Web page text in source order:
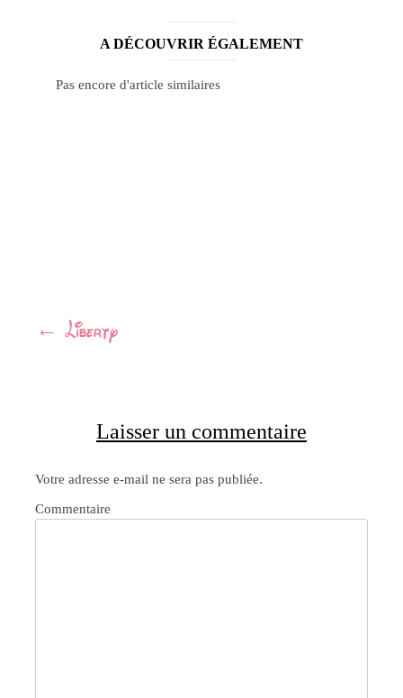
A DÉCOUVRIR ÉGALEMENT
Pas encore d'article similaires
Navigation
← Liberty
Laisser un commentaire
Votre adresse e-mail ne sera pas publiée.
Commentaire